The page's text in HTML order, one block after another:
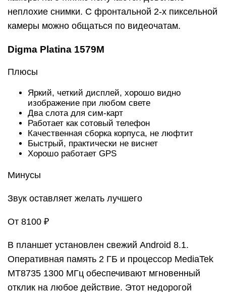
неплохие снимки. С фронтальной 2-х пиксельной
камеры можно общаться по видеочатам.
Digma Platina 1579M
Плюсы
Яркий, четкий дисплей, хорошо видно
изображение при любом свете
Два слота для сим-карт
Работает как сотовый телефон
Качественная сборка корпуса, не люфтит
Быстрый, практически не виснет
Хорошо работает GPS
Минусы
Звук оставляет желать лучшего
От 8100 ₽
В планшет установлен свежий Android 8.1.
Оперативная память 2 ГБ и процессор MediaTek
MT8735 1300 МГц обеспечивают мгновенный
отклик на любое действие. Этот недорогой